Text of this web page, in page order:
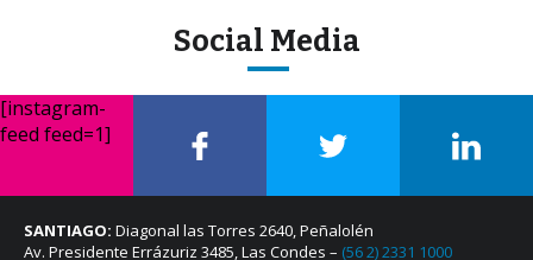
Social Media
[instagram-
feed feed=1]
SANTIAGO: Diagonal las Torres 2640, Peñalolén
Av. Presidente Errázuriz 3485, Las Condes – (56 2) 2331 1000